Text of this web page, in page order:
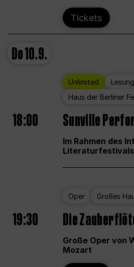
Tickets
Do10.9.
Unlimited
Lesung
Haus der Berliner
18:00 Sunville
Im Rahmen des
Oper Großes
19:30 Die
Große Oper von
Mozart